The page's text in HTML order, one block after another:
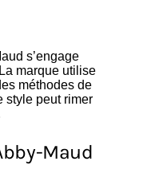
s’engage
marque utilise
méthodes de
style peut rimer
Maud